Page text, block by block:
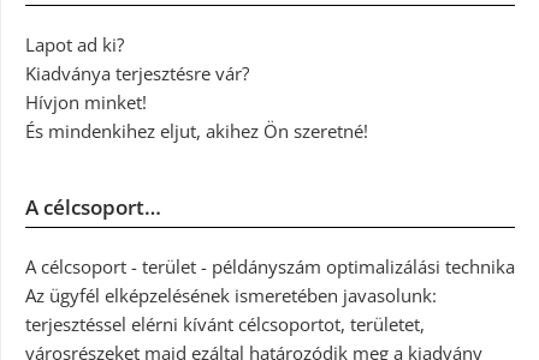
Lapot ad ki?
Kiadványa terjesztésre vár?
Hívjon minket!
És mindenkihez eljut, akihez Ön szeretné!
A célcsoport…
A célcsoport - terület - példányszám optimalizálási technika
Az ügyfél elképzelésének ismeretében javasolunk:
terjesztéssel elérni kívánt célcsoportot, területet,
városrészeket majd ezáltal határozódik meg a kiadvány